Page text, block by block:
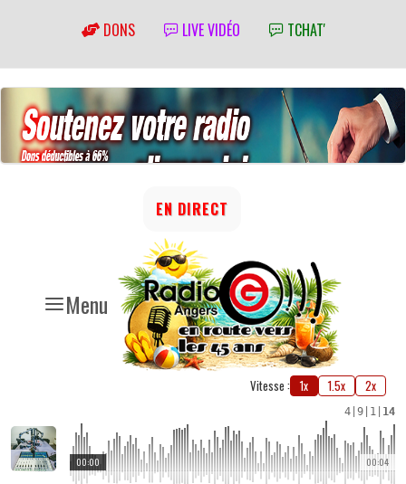
DONS LIVE VIDÉO TCHAT'
Menu
EN DIRECT
Vitesse : 1x 1.5x 2x
4 9 1 14
00:04
00:00